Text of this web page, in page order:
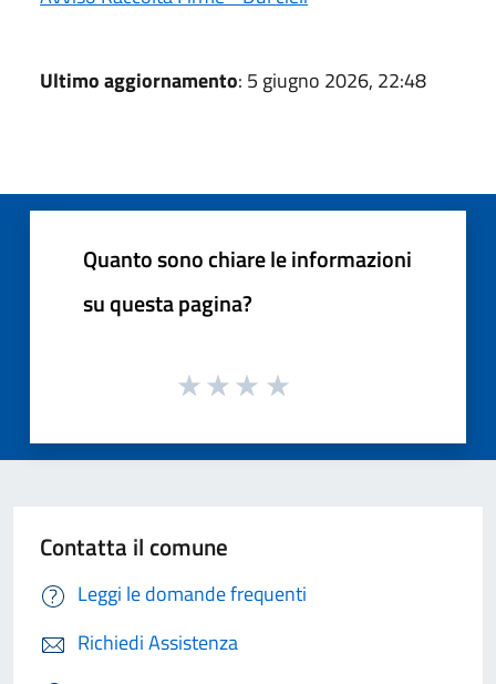
Ultimo aggiornamento: 5 giugno 2026, 22:48
Quanto sono chiare le informazioni
su questa pagina?
Contatta il comune
Leggi le domande frequenti
Richiedi Assistenza